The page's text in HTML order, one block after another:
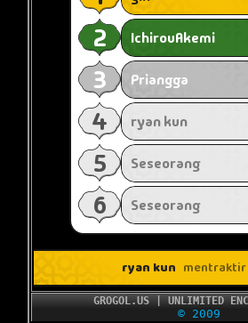
GROGOL.US | UNLIMITED
© 2009